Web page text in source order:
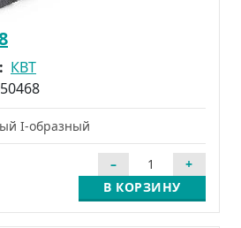
КВТ
I-образный
В КОРЗИНУ